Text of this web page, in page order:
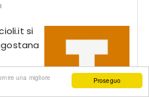
Proseguo
una migliore
si
un
Sole